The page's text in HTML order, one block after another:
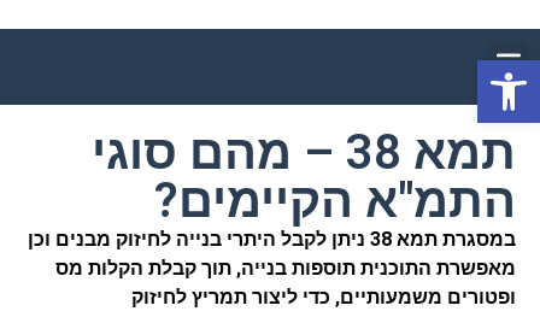
תמא 38 – מהם סוגי
התמ"א הקיימים?
במסגרת תמא 38 ניתן לקבל היתרי בנייה לחיזוק מבנים וכן
מאפשרת התוכנית תוספות בנייה, תוך קבלת הקלות מס
ופטורים משמעותיים, כדי ליצור תמריץ לחיזוק
פתח סרגל נגישות